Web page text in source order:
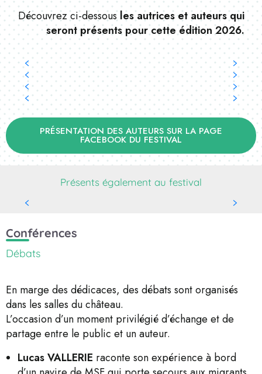
Découvrez ci-dessousles autrices et auteurs qui
seront présents pour cette édition 2026.
Franck Margerin
Sébastien Morice
Sophie Ruffieux
Lionel Chouin
PRÉSENTATION DES AUTEURS SUR LA PAGE
FACEBOOK DU FESTIVAL
Présents également au festival
Les Editions Rouquemoute
Conférences
Débats
En marge des dédicaces, des débats sont organisés
dans les salles du château.
L’occasion d’un moment privilégié d’échange et de
partage entre le public et un auteur.
Lucas VALLERIE raconte son expérience à bord